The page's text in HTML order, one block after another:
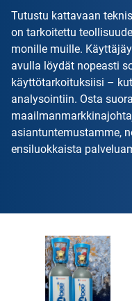
Tutustu kattavaan
on tarkoitettu
monille muille.
avulla löydät nopeasti
käyttötarkoituksiisi –
analysointiin. Osta
asiantuntemustamme,
ensiluokkaista